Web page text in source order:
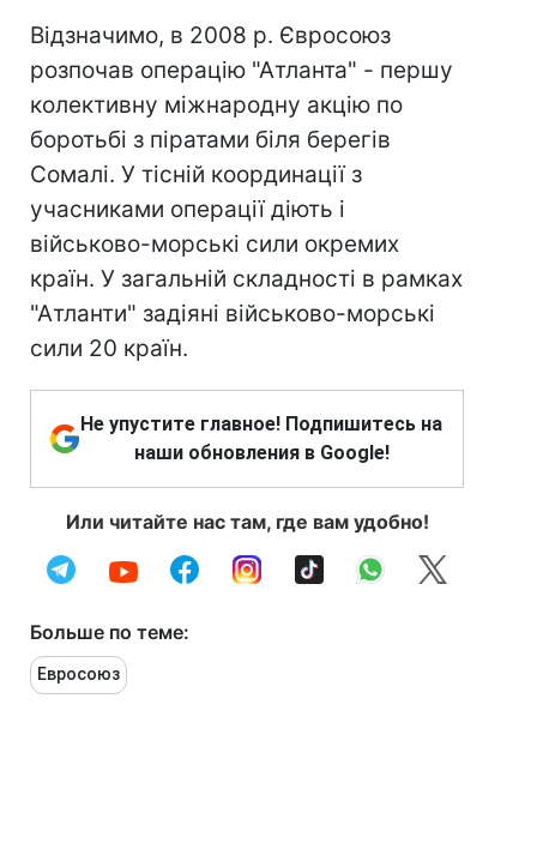
Відзначимо, в 2008 р. Євросоюз
розпочав операцію "Атланта" - першу
колективну міжнародну акцію по
боротьбі з піратами біля берегів
Сомалі. У тісній координації з
учасниками операції діють і
військово-морські сили окремих
країн. У загальній складності в рамках
"Атланти" задіяні військово-морські
сили 20 країн.
Не упустите главное! Подпишитесь на
наши обновления в Google!
Или читайте нас там, где вам удобно!
Больше по теме:
Евросоюз